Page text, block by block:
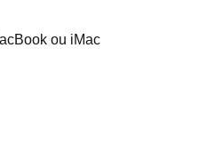
ou iMac